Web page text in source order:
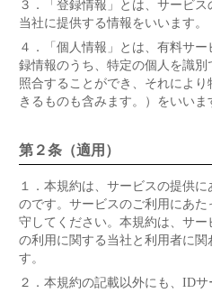
３．
「登録情報」とは、サービ
当社に提供する情報をいいます。
４．
「個人情報」とは、有料サ
録情報のうち、特定の個人を識
照合することができ、それによ
きるものも含みます。）をいいま
第２条（適用）
１． 本規約は、サービスの提供
のです。サービスのご利用にあ
守してください。本規約は、サ
の利用に関する当社と利用者に関
す。
２． 本規約の記載以外にも、ID